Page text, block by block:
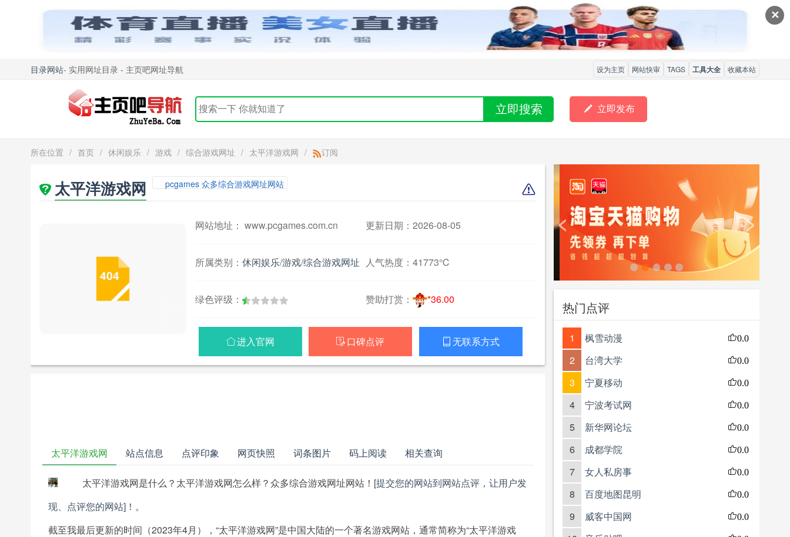
✕
目录网站- 实用网址目录 - 主页吧网址导航 设为主页 网站快审 TAGS 工具大全 收藏本站
立即搜索  立即发布
所在位置 / 首页 / 休闲娱乐 / 游戏 / 综合游戏网址 / 太平洋游戏网 / 订阅
太平洋游戏网 pcgames 众多综合游戏网址网站
网站地址： www.pcgames.com.cn 更新日期：2026-08-05
所属类别： 休闲娱乐/游戏/综合游戏网址 人气热度： 41773℃
绿色评级： 赞助打赏： *36.00
进入官网  口碑点评  无联系方式
太平洋游戏网 站点信息 点评印象 网页快照 词条图片 码上阅读 相关查询
太平洋游戏网是什么？太平洋游戏网怎么样？众多综合游戏网址网站！ [提交您的网站到网站点评，让用户发
现、点评您的网站]！ 。
截至我最后更新的时间（2023年4月），“太平洋游戏网”是中国大陆的一个著名游戏网站，通常简称为“太平洋游戏
< >
热门点评
1 枫雪动漫 0.0
2 台湾大学 0.0
3 宁夏移动 0.0
4 宁波考试网 0.0
5 新华网论坛 0.0
6 成都学院 0.0
7 女人私房事 0.0
8 百度地图昆明 0.0
9 威客中国网 0.0